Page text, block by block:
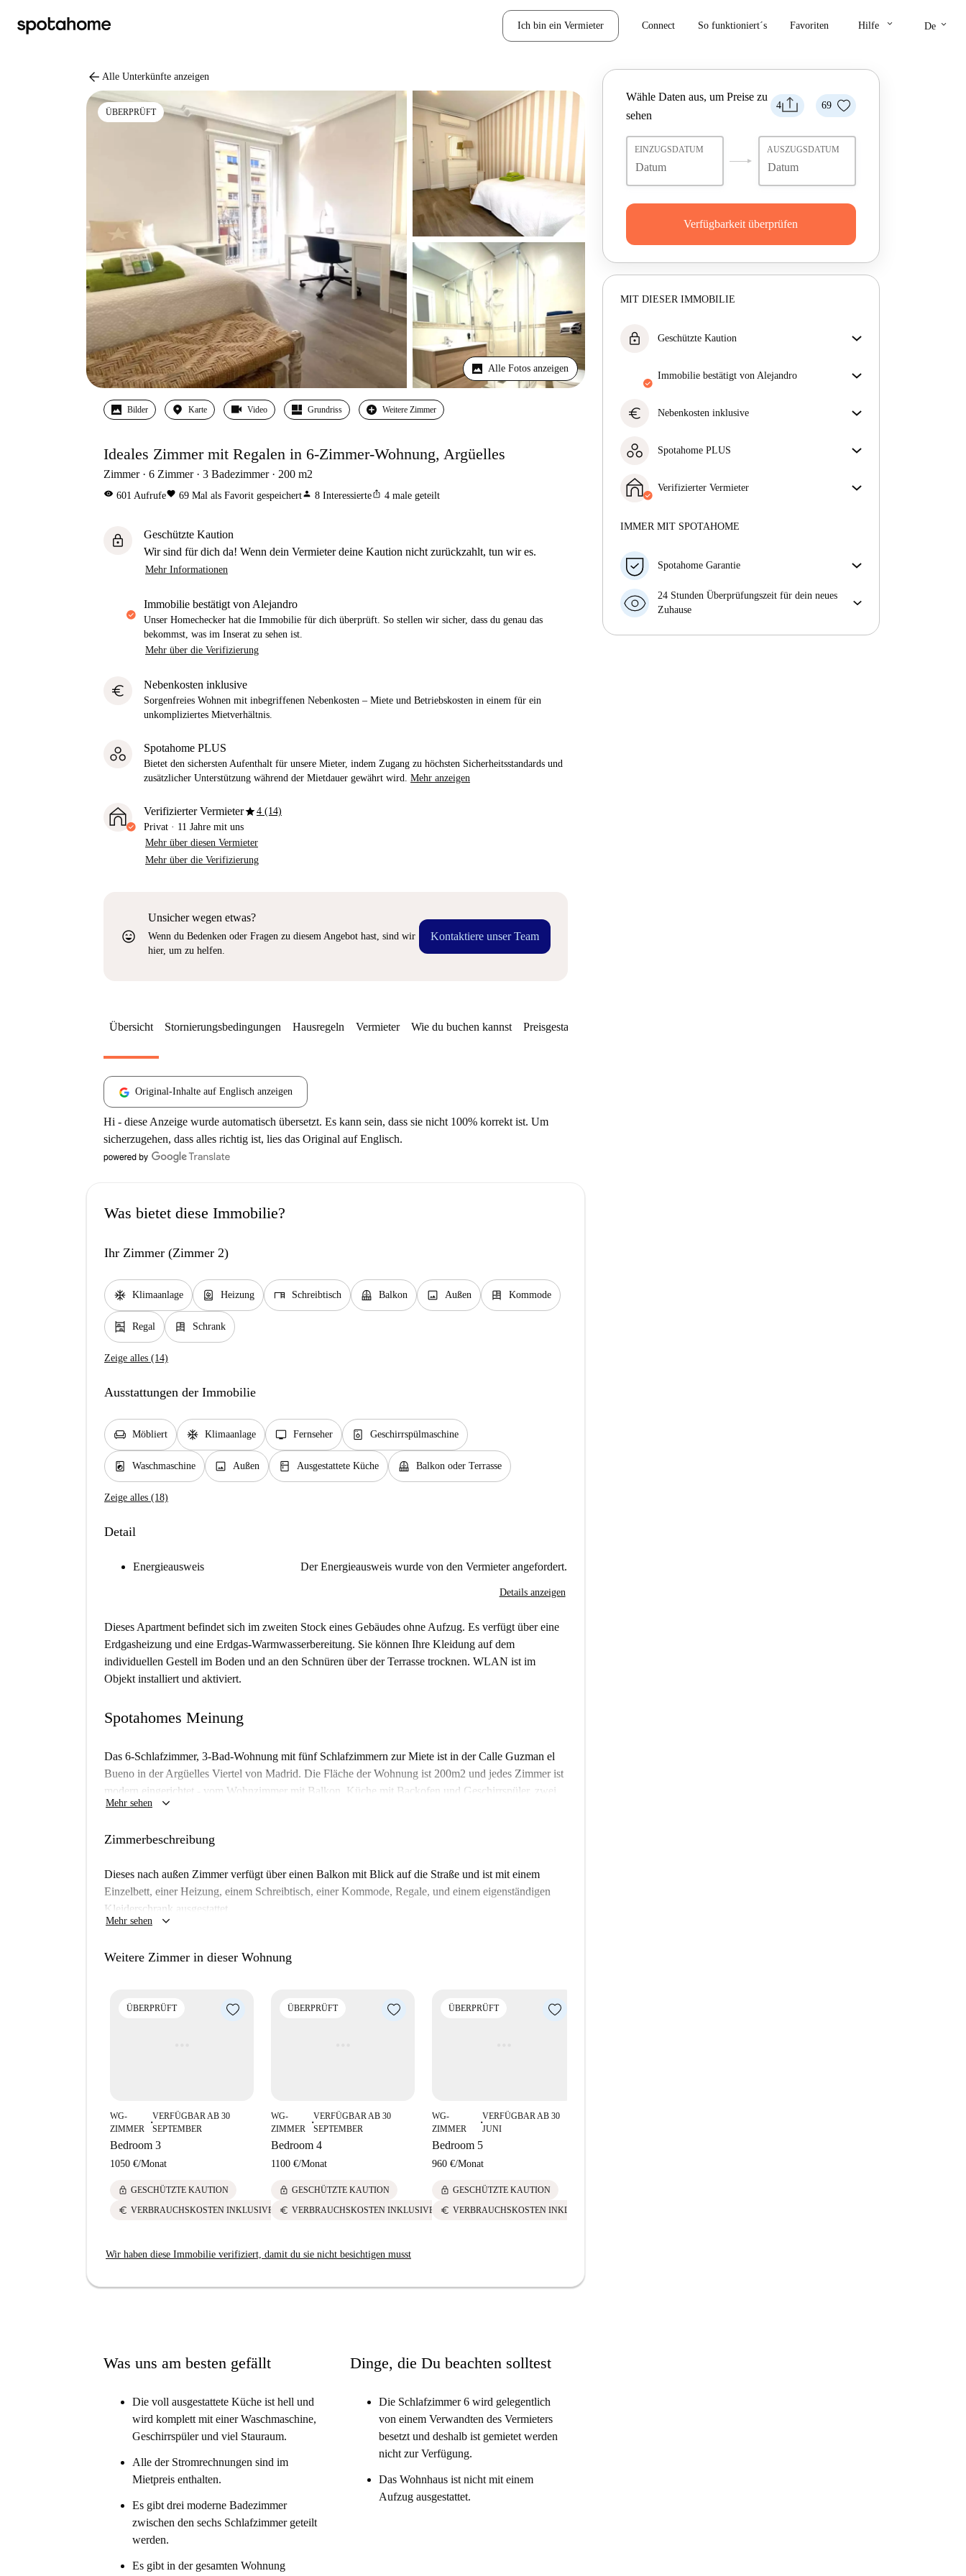
Ich bin ein Vermieter Connect So funktioniert´s Favoriten Hilfe keyboard_arrow_down De keyboard_arrow_down
arrow_back Alle Unterkünfte anzeigen
ÜBERPRÜFT
Alle Fotos anzeigen
Bilder Karte Video Grundriss Weitere Zimmer
Ideales Zimmer mit Regalen in 6-Zimmer-Wohnung, Argüelles
Zimmer 6 Zimmer 3 Badezimmer 200 m2
visibility 601 Aufrufefavorite 69 Mal als Favorit gespeichertperson 8 Interessierteios_share 4 male geteilt
lock
Geschützte Kaution
Wir sind für dich da! Wenn dein Vermieter deine Kaution nicht zurückzahlt, tun wir es.
Mehr Informationen
Immobilie bestätigt von Alejandro
Unser Homechecker hat die Immobilie für dich überprüft. So stellen wir sicher, dass du genau das
bekommst, was im Inserat zu sehen ist.
Mehr über die Verifizierung
euro Nebenkosten inklusive
Sorgenfreies Wohnen mit inbegriffenen Nebenkosten – Miete und Betriebskosten in einem für ein
unkompliziertes Mietverhältnis.
Spotahome PLUS
Bietet den sichersten Aufenthalt für unsere Mieter, indem Zugang zu höchsten Sicherheitsstandards und
zusätzlicher Unterstützung während der Mietdauer gewährt wird. Mehr anzeigen
Verifizierter Vermieterstar4 (14)
Privat · 11 Jahre mit uns
Mehr über diesen Vermieter
Mehr über die Verifizierung
sentiment_very_satisfied
Unsicher wegen etwas?
Wenn du Bedenken oder Fragen zu diesem Angebot hast, sind wir
hier, um zu helfen.
Kontaktiere unser Team
4 69
Wähle Daten aus, um Preise zu
sehen
EINZUGSDATUM AUSZUGSDATUM
Verfügbarkeit überprüfen
MIT DIESER IMMOBILIE
lock Geschützte Kaution
Kaution nicht zurückzahlt, tun wir es.
Mehr Informationen
Immobilie bestätigt von Alejandro
überprüft. So stellen wir sicher, dass du genau das
Mehr über die Verifizierung
euro Nebenkosten inklusive
– Miete und Betriebskosten in einem für ein
Spotahome PLUS
indem Zugang zu höchsten Sicherheitsstandards und
zusätzlicher Unterstützung während der Mietdauer
Verifizierter Vermieter
Mehr über diesen Vermieter
IMMER MIT SPOTAHOME
Spotahome Garantie
Falls der Vermieter deine Buchung kurzfristig
storniert, werden wir dir entweder A) ein Hotel
finden oder B) den gezahlten Betrag vollständig
24 Stunden Überprüfungszeit für dein neues
Zuhause
Übersicht Stornierungsbedingungen Hausregeln Vermieter Wie du buchen kannst Preisgestaltung
Original-Inhalte auf Englisch anzeigen
Hi - diese Anzeige wurde automatisch übersetzt. Es kann sein, dass sie nicht 100% korrekt ist. Um
sicherzugehen, dass alles richtig ist, lies das Original auf Englisch.
Was bietet diese Immobilie?
Ihr Zimmer (Zimmer 2)
ac_unit Klimaanlage water_heater Heizung desk Schreibtisch balcony Balkon image Außen dresser Kommode
shelves Regal dresser Schrank
Zeige alles (14)
Ausstattungen der Immobilie
chair Möbliert ac_unit Klimaanlage tv Fernseher dishwasher_gen Geschirrspülmaschine
local_laundry_service Waschmaschine image Außen kitchen Ausgestattete Küche balcony Balkon oder Terrasse
Zeige alles (18)
Detail
Energieausweis Der Energieausweis wurde von den Vermieter angefordert.
Details anzeigen
Dieses Apartment befindet sich im zweiten Stock eines Gebäudes ohne Aufzug. Es verfügt über eine
Erdgasheizung und eine Erdgas-Warmwasserbereitung. Sie können Ihre Kleidung auf dem
individuellen Gestell im Boden und an den Schnüren über der Terrasse trocknen. WLAN ist im
Objekt installiert und aktiviert.
Spotahomes Meinung
Das 6-Schlafzimmer, 3-Bad-Wohnung mit fünf Schlafzimmern zur Miete ist in der Calle Guzman el
Bueno in der Argüelles Viertel von Madrid. Die Fläche der Wohnung ist 200m2 und jedes Zimmer ist
modern eingerichtet - vom Wohnzimmer mit Balkon, Küche mit Backofen und Geschirrspüler, zwei
gemeinsame Badezimmer, sowie die fünf zur Verfügung stehenden Zimmer. Jedes Zimmer ist mit
Universitaria wollen, da dieser Bereich ideal für Studenten!
Mehr sehen keyboard_arrow_down
Zimmerbeschreibung
Dieses nach außen Zimmer verfügt über einen Balkon mit Blick auf die Straße und ist mit einem
Einzelbett, einer Heizung, einem Schreibtisch, einer Kommode, Regale, und einem eigenständigen
Kleiderschrank ausgestattet.
Mehr sehen keyboard_arrow_down
Weitere Zimmer in dieser Wohnung
ÜBERPRÜFT
WG-
ZIMMER
■
VERFÜGBAR AB 30
SEPTEMBER
Bedroom 3
1050 €/Monat
lock GESCHÜTZTE KAUTION
euro VERBRAUCHSKOSTEN INKLUSIVE
ÜBERPRÜFT
WG-
ZIMMER
■
VERFÜGBAR AB 30
SEPTEMBER
Bedroom 4
1100 €/Monat
lock GESCHÜTZTE KAUTION
euro VERBRAUCHSKOSTEN INKLUSIVE
ÜBERPRÜFT
WG-
ZIMMER
■
VERFÜGBAR AB 30
JUNI
Bedroom 5
960 €/Monat
lock GESCHÜTZTE KAUTION
euro VERBRAUCHSKOSTEN INKLUSIVE
Wir haben diese Immobilie verifiziert, damit du sie nicht besichtigen musst
Was uns am besten gefällt
Die voll ausgestattete Küche ist hell und
wird komplett mit einer Waschmaschine,
Geschirrspüler und viel Stauraum.
Alle der Stromrechnungen sind im
Mietpreis enthalten.
Es gibt drei moderne Badezimmer
zwischen den sechs Schlafzimmer geteilt
werden.
Es gibt in der gesamten Wohnung
Dinge, die Du beachten solltest
Die Schlafzimmer 6 wird gelegentlich
von einem Verwandten des Vermieters
besetzt und deshalb ist gemietet werden
nicht zur Verfügung.
Das Wohnhaus ist nicht mit einem
Aufzug ausgestattet.